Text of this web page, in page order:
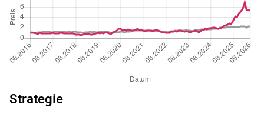
Strategie